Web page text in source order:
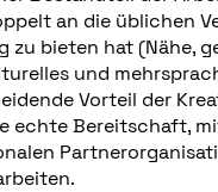
an die üblichen
zu bieten hat (Nähe,
und
Vorteil der
echte Bereitschaft,